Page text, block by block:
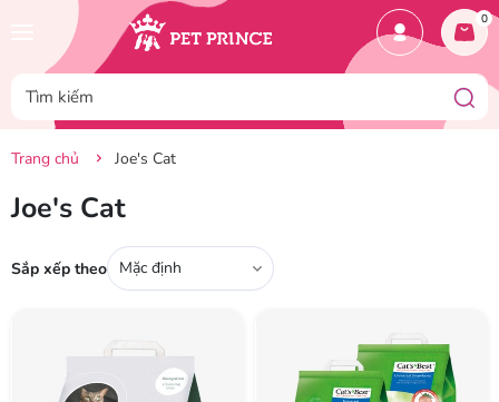
0
Trang chủ Joe's Cat
Joe's Cat
Sắp xếp theo Mặc định